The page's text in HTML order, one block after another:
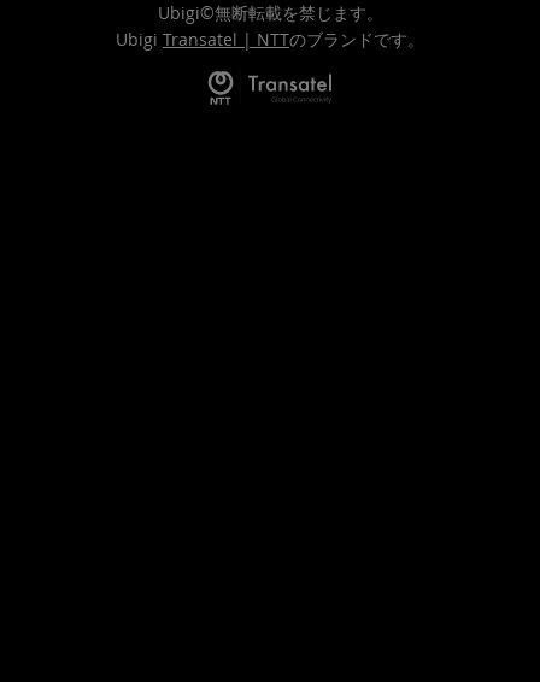
Ubigi©無断転載を禁じます。
Ubigi Transatel | NTTのブランドです。